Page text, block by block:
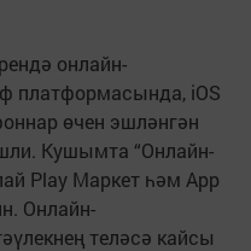
онлайн-
платформасында, iOS
өчен эшләнгән
Кушымта “Онлайн-
Play Маркет һәм App
Онлайн-
теләсә кайсы